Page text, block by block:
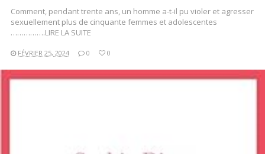
Comment, pendant trente ans, un homme a-t-il pu violer et agresser
sexuellement plus de cinquante femmes et adolescentes
…………….LIRE LA SUITE
FÉVRIER 25, 2024 0 0